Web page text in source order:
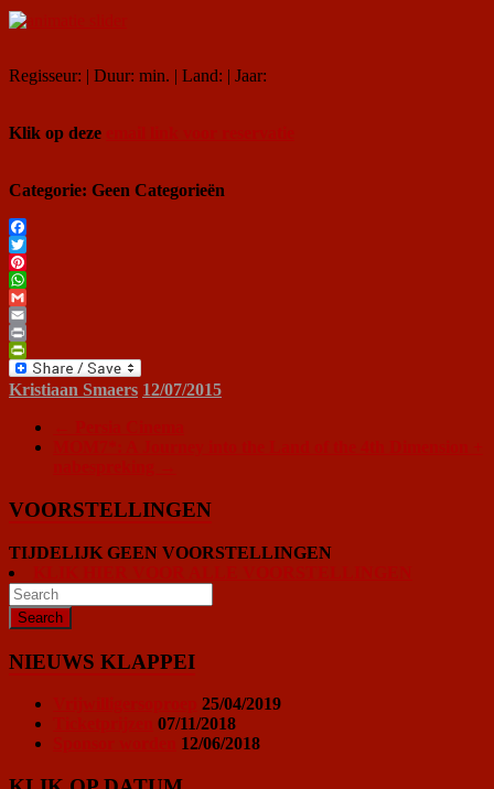
Regisseur: | Duur: min. | Land: | Jaar:
Klik op deze
Categorie: Geen Categorieën
Facebook
Twitter
Pinterest
WhatsApp
Gmail
Email
Print
PrintFriendly
Kristiaan Smaers 12/07/2015
VOORSTELLINGEN
TIJDELIJK GEEN VOORSTELLINGEN
NIEUWS KLAPPEI
25/04/2019
07/11/2018
12/06/2018